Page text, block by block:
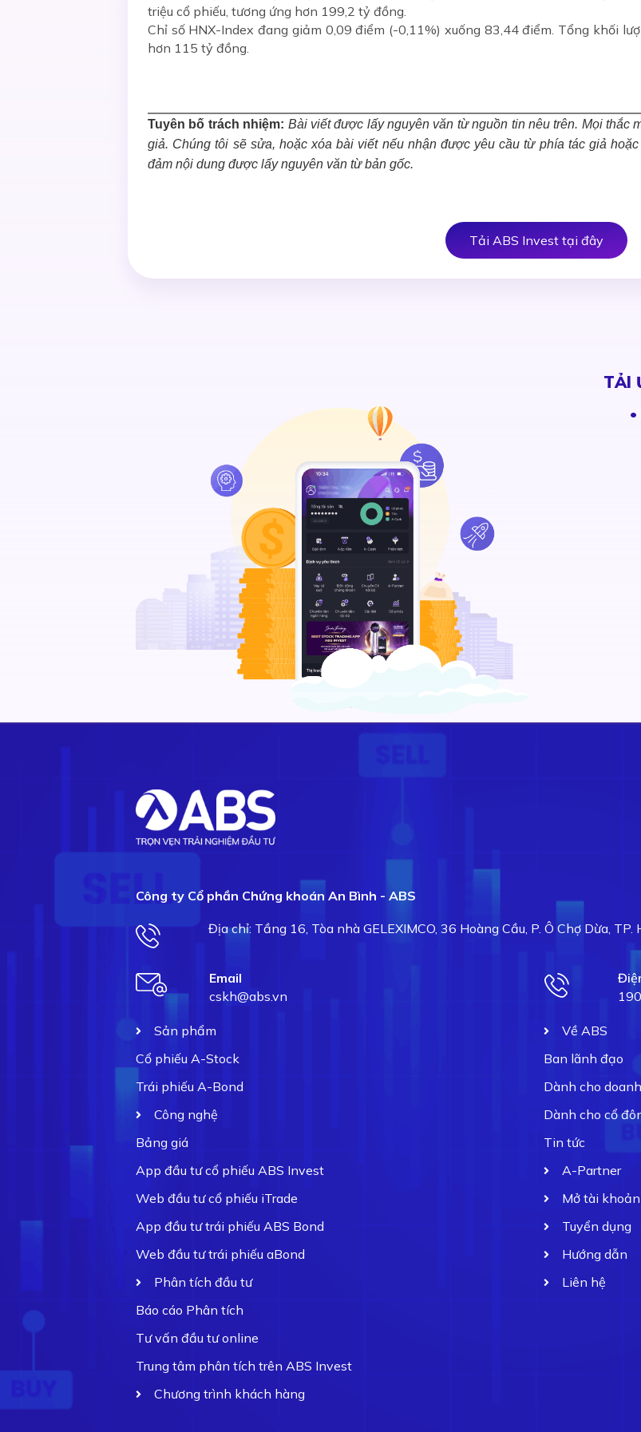
triệu cổ phiếu, tương ứng hơn 199,2 tỷ đồng.
Chỉ số HNX-Index đang giảm 0,09 điểm (-0,11%) xuống 83,44 điểm. Tổng khối
hơn 115 tỷ đồng.
Tuyên bố trách nhiệm: Bài viết được lấy nguyên văn từ nguồn tin nêu trên. Mọi thắc
giả. Chúng tôi sẽ sửa, hoặc xóa bài viết nếu nhận được yêu cầu từ phía tác giả
đảm nội dung được lấy nguyên văn từ bản gốc.
Tải ABS Invest tại đây
TẢI
•
Công ty Cổ phần Chứng khoán An Bình - ABS
Địa chỉ: Tầng 16, Tòa nhà GELEXIMCO, 36 Hoàng Cầu, P. Ô Chợ Dừa, TP.
Email
cskh@abs.vn
Sản phẩm
Cổ phiếu A-Stock
Trái phiếu A-Bond
Công nghệ
Bảng giá
App đầu tư cổ phiếu ABS Invest
Web đầu tư cổ phiếu iTrade
App đầu tư trái phiếu ABS Bond
Web đầu tư trái phiếu aBond
Phân tích đầu tư
Báo cáo Phân tích
Tư vấn đầu tư online
Trung tâm phân tích trên ABS Invest
Chương trình khách hàng
Về ABS
Ban lãnh đạo
Dành cho
Dành cho cổ
Tin tức
A-Partner
Mở tài khoản
Tuyển dụng
Hướng dẫn
Liên hệ